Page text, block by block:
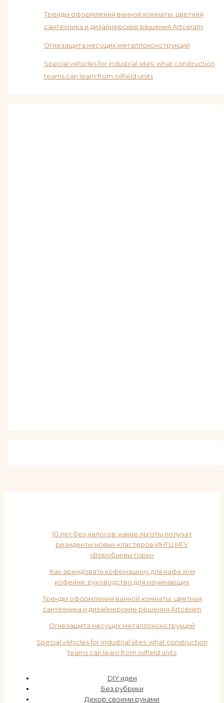
Тренды оформления ванной комнаты: цветная
сантехника и дизайнерские решения Artceram
Огнезащита несущих металлоконструкций
Special vehicles for industrial sites: what construction
teams can learn from oilfield units
10 лет без налогов: какие льготы получат
резиденты новых кластеров ИНТЦ МГУ
«Воробьевы горы»
Как арендовать кофемашину для кафе или
кофейни: руководство для начинающих
Тренды оформления ванной комнаты: цветная
сантехника и дизайнерские решения Artceram
Огнезащита несущих металлоконструкций
Special vehicles for industrial sites: what construction
teams can learn from oilfield units
DIY идеи
Без рубрики
Декор своими руками